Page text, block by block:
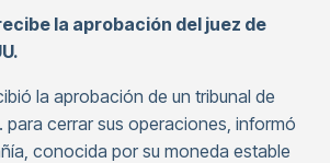
la aprobación del juez de
la aprobación de un tribunal de
para cerrar sus operaciones, informó
conocida por su moneda estable